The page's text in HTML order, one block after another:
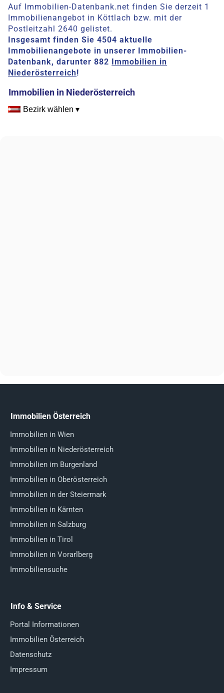
Auf Immobilien-Datenbank.net finden Sie derzeit 1
Immobilienangebot in Köttlach bzw. mit der
Postleitzahl 2640 gelistet.
Insgesamt finden Sie 4504 aktuelle
Immobilienangebote in unserer Immobilien-
Datenbank, darunter 882
Immobilien in
Niederösterreich!
Immobilien in Niederösterreich
Bezirk wählen ▾
Immobilien Österreich
Immobilien in Wien
Immobilien in Niederösterreich
Immobilien im Burgenland
Immobilien in Oberösterreich
Immobilien in der Steiermark
Immobilien in Kärnten
Immobilien in Salzburg
Immobilien in Tirol
Immobilien in Vorarlberg
Immobiliensuche
Info & Service
Portal Informationen
Immobilien Österreich
Datenschutz
Impressum